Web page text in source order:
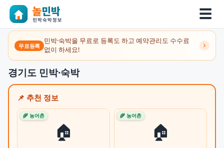
☰
무료등록
민박·숙박을 무료로 등록도 하고 예약관리도 수수료
없이 하세요!
경기도 민박·숙박
📌 추천 정보
🏠
🌾 농어촌
🏠
🌾 농어촌